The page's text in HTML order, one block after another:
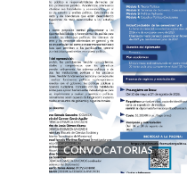
CONVOCATORIAS